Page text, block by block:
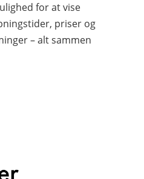
for at vise
priser og
– alt sammen